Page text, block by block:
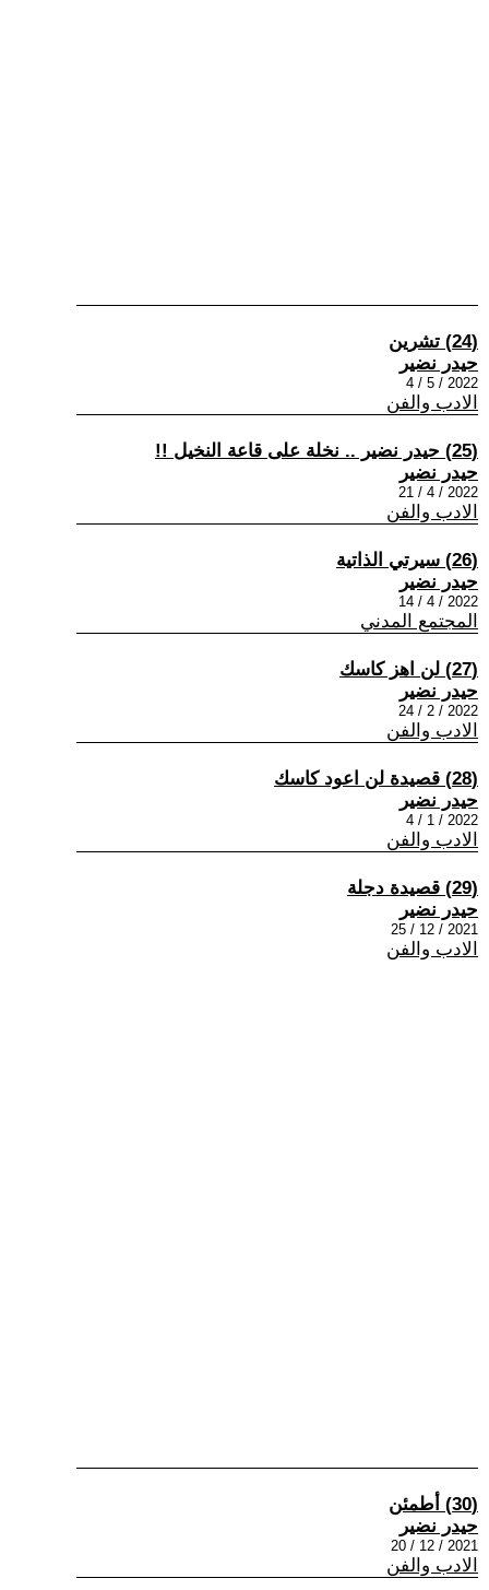
(24) تشرين
حيدر نضير
2022 / 5 / 4
الادب والفن
(25) حيدر نضير .. نخلة على قاعة النخيل !!
حيدر نضير
2022 / 4 / 21
الادب والفن
(26) سيرتي الذاتية
حيدر نضير
2022 / 4 / 14
المجتمع المدني
(27) لن اهز كاسك
حيدر نضير
2022 / 2 / 24
الادب والفن
(28) قصيدة لن اعود كاسك
حيدر نضير
2022 / 1 / 4
الادب والفن
(29) قصيدة دجلة
حيدر نضير
2021 / 12 / 25
الادب والفن
(30) أطمئن
حيدر نضير
2021 / 12 / 20
الادب والفن